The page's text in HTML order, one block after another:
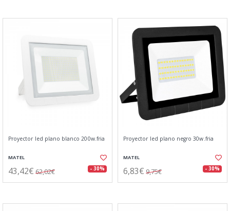
Proyector led plano blanco 200w.fria
MATEL
43,42€ 62,02€ - 30%
Proyector led plano negro 30w.fria
MATEL
6,83€ 9,75€ - 30%